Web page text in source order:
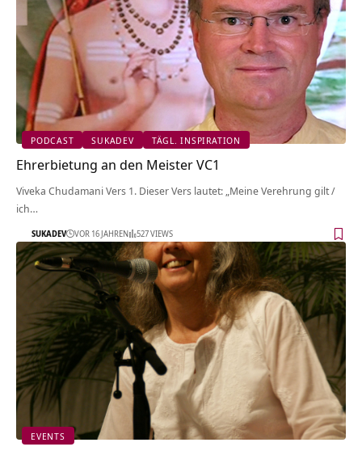
PODCAST SUKADEV TÄGL. INSPIRATION
Ehrerbietung an den Meister VC1
Viveka Chudamani Vers 1. Dieser Vers lautet: „Meine Verehrung gilt /
ich…
SUKADEV VOR 16 JAHREN 527 VIEWS
EVENTS